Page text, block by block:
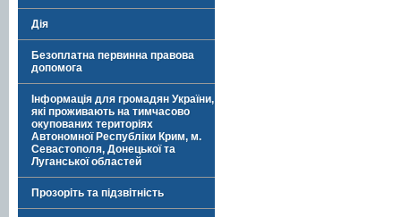
Дія
Безоплатна первинна правова
допомога
Інформація для громадян України,
які проживають на тимчасово
окупованих територіях
Автономної Республіки Крим, м.
Севастополя, Донецької та
Луганської областей
Прозоріть та підзвітність